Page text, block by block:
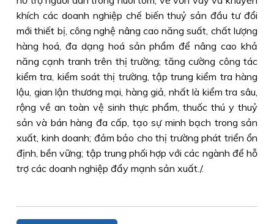
khích các doanh nghiệp chế biến thuỷ sản đầu tư đổi
mới thiết bị, công nghệ nâng cao năng suất, chất lượng
hàng hoá, đa dạng hoá sản phẩm để nâng cao khả
năng cạnh tranh trên thị trường; tăng cường công tác
kiểm tra, kiểm soát thị trường, tập trung kiểm tra hàng
lậu, gian lận thương mại, hàng giả, nhất là kiểm tra sâu,
rộng về an toàn vệ sinh thực phẩm, thuốc thú y thuỷ
sản và bán hàng đa cấp, tạo sự minh bạch trong sản
xuất, kinh doanh; đảm bảo cho thị trường phát triển ổn
định, bền vững; tập trung phối hợp với các ngành để hỗ
trợ các doanh nghiệp đẩy mạnh sản xuất./.